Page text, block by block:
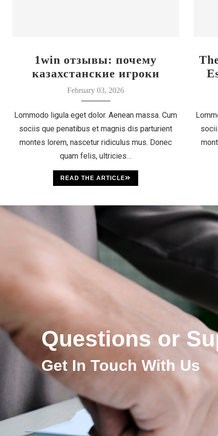
1win отзывы: почему
казахстанские игроки
выбирают этот бренд
February 03, 2026
Lommodo ligula eget dolor. Aenean massa. Cum
sociis que penatibus et magnis dis parturient
montes lorem, nascetur ridiculus mus. Donec
quam felis, ultricies…
READ THE ARTICLE
Questions or
Get In Touch With Us